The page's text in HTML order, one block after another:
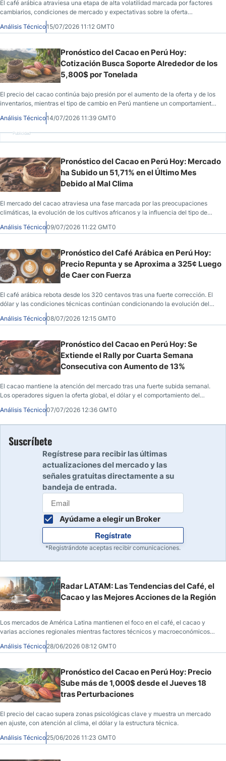
El café arábica atraviesa una etapa de alta volatilidad marcada por factores
cambiarios, condiciones de mercado y expectativas sobre la oferta
Análisis Técnico15/07/2026 11:12 GMT0
Pronóstico del Cacao en Perú Hoy:
Cotización Busca Soporte Alrededor de los
5,800$ por Tonelada
El precio del cacao continúa bajo presión por el aumento de la oferta y de los
inventarios, mientras el tipo de cambio en Perú mantiene un comportamiento
Análisis Técnico14/07/2026 11:39 GMT0
Publicidad
Pronóstico del Cacao en Perú Hoy: Mercado
ha Subido un 51,71% en el Último Mes
Debido al Mal Clima
El mercado del cacao atraviesa una fase marcada por las preocupaciones
climáticas, la evolución de los cultivos africanos y la influencia del tipo de
cambio USD/PEN en Perú.
Análisis Técnico09/07/2026 11:22 GMT0
Pronóstico del Café Arábica en Perú Hoy:
Precio Repunta y se Aproxima a 325¢ Luego
de Caer con Fuerza
El café arábica rebota desde los 320 centavos tras una fuerte corrección. El
dólar y las condiciones técnicas continúan condicionando la evolución del
Análisis Técnico08/07/2026 12:15 GMT0
Pronóstico del Cacao en Perú Hoy: Se
Extiende el Rally por Cuarta Semana
Consecutiva con Aumento de 13%
El cacao mantiene la atención del mercado tras una fuerte subida semanal.
Los operadores siguen la oferta global, el dólar y el comportamiento del
Análisis Técnico07/07/2026 12:36 GMT0
Suscríbete
Regístrese para recibir las últimas
actualizaciones del mercado y las
señales gratuitas directamente a su
bandeja de entrada.
Ayúdame a elegir un Broker
Regístrate
*Registrándote aceptas recibir comunicaciones.
Radar LATAM: Las Tendencias del Café, el
Cacao y las Mejores Acciones de la Región
Los mercados de América Latina mantienen el foco en el café, el cacao y
varias acciones regionales mientras factores técnicos y macroeconómicos
condicionan el comportamiento de los precios.
Análisis Técnico28/06/2026 08:12 GMT0
Pronóstico del Cacao en Perú Hoy: Precio
Sube más de 1,000$ desde el Jueves 18
tras Perturbaciones
El precio del cacao supera zonas psicológicas clave y muestra un mercado
en ajuste, con atención al clima, el dólar y la estructura técnica.
Análisis Técnico25/06/2026 11:23 GMT0